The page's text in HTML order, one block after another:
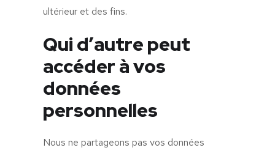
ultérieur et des fins.
Qui d’autre peut
accéder à vos
données
personnelles
Nous ne partageons pas vos données